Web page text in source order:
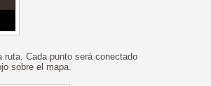
Cada punto será conectado
sobre el mapa.